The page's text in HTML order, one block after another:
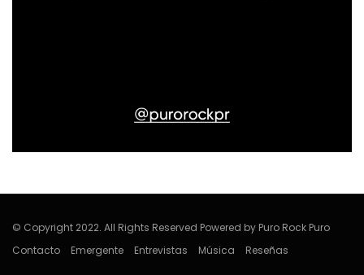
© Copyright 2022. All Rights Reserved Powered by Puro Rock Puro
Contacto
Emergente Entrevistas Música Reseñas